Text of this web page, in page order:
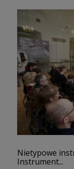
Nietypowe
Instrument...